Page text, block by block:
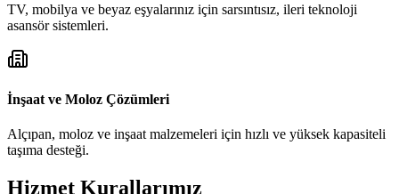
TV, mobilya ve beyaz eşyalarınız için sarsıntısız, ileri teknoloji
asansör sistemleri.
İnşaat ve Moloz Çözümleri
Alçıpan, moloz ve inşaat malzemeleri için hızlı ve yüksek kapasiteli
taşıma desteği.
Hizmet Kurallarımız